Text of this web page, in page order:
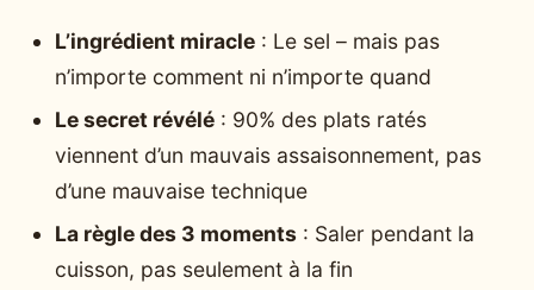
L’ingrédient miracle : Le sel – mais pas
n’importe comment ni n’importe quand
Le secret révélé : 90% des plats ratés
viennent d’un mauvais assaisonnement, pas
d’une mauvaise technique
La règle des 3 moments : Saler pendant la
cuisson, pas seulement à la fin